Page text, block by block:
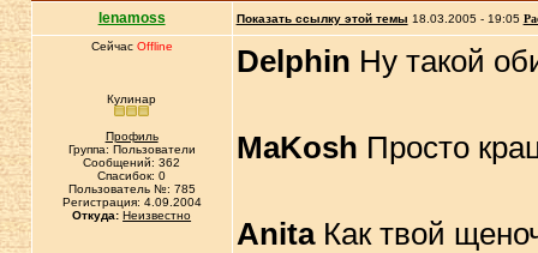
lenamoss Показать ссылку этой темы 18.03.2005 - 19:05
Сейчас Offline
Кулинар
Профиль
Группа: Пользователи
Сообщений: 362
Спасибок: 0
Пользователь №: 785
Регистрация: 4.09.2004
Откуда: Неизвестно
Delphin Ну такой
MaKosh Просто
AnitaКак твой